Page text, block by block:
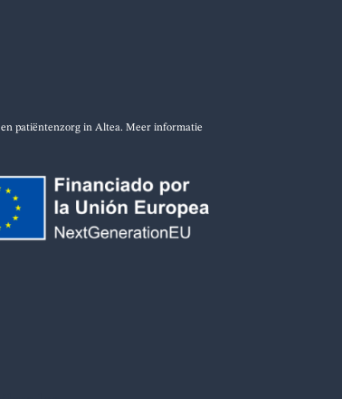
en patiëntenzorg in Altea. Meer informatie